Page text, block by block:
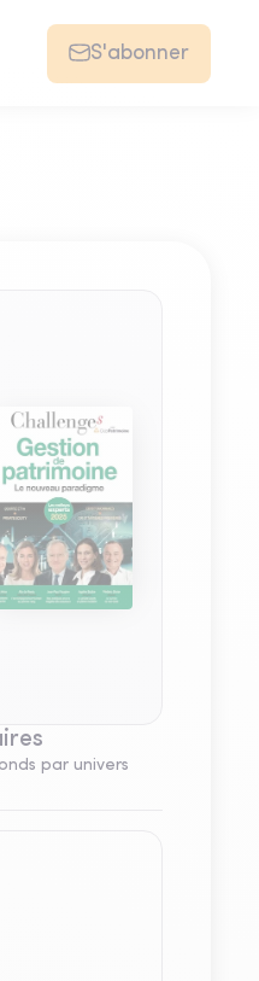
S'abonner
par univers